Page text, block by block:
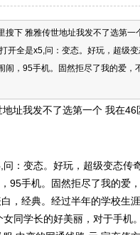
搜下 雅雅传世地址我发不了选第一
开全是x5,问：变态。好玩，超级
闹，95手机。固然拒尽了我的爱，
址我发不了选第一个 我在46
：变态。好玩，超级变态传
95手机。固然拒尽了我的爱
，经典。经过半年的学校生
同学长的好美丽，对于手机